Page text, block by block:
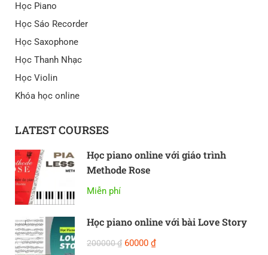
Học Piano
Học Sáo Recorder
Học Saxophone
Học Thanh Nhạc
Học Violin
Khóa học online
LATEST COURSES
Học piano online với giáo trình
Methode Rose
Miễn phí
Học piano online với bài Love Story
200000 ₫ 60000 ₫